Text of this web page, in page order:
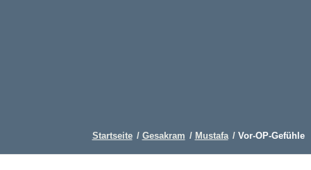
Startseite / Gesakram / Mustafa / Vor-OP-Gefühle